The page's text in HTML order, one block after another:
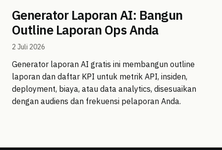
Generator Laporan AI: Bangun
Outline Laporan Ops Anda
2 Juli 2026
Generator laporan AI gratis ini membangun outline
laporan dan daftar KPI untuk metrik API, insiden,
deployment, biaya, atau data analytics, disesuaikan
dengan audiens dan frekuensi pelaporan Anda.